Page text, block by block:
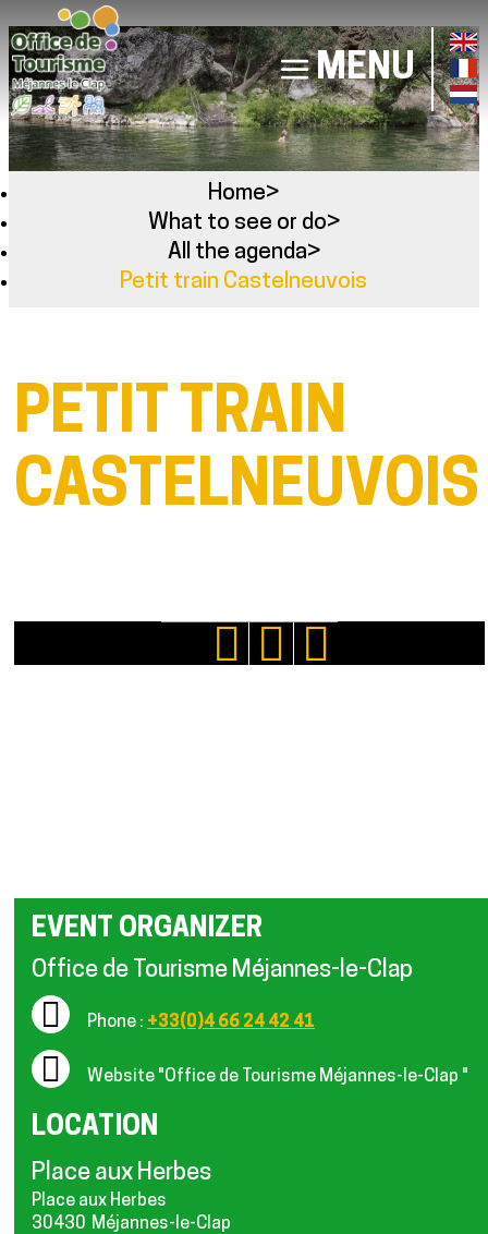
MENU
Home>
What to see or do>
All the agenda>
Petit train Castelneuvois
PETIT TRAIN
CASTELNEUVOIS
EVENT ORGANIZER
Office de Tourisme Méjannes-le-Clap
Phone : +33(0)4 66 24 42 41
Website "Office de Tourisme Méjannes-le-Clap "
LOCATION
Place aux Herbes
Place aux Herbes
30430 Méjannes-le-Clap